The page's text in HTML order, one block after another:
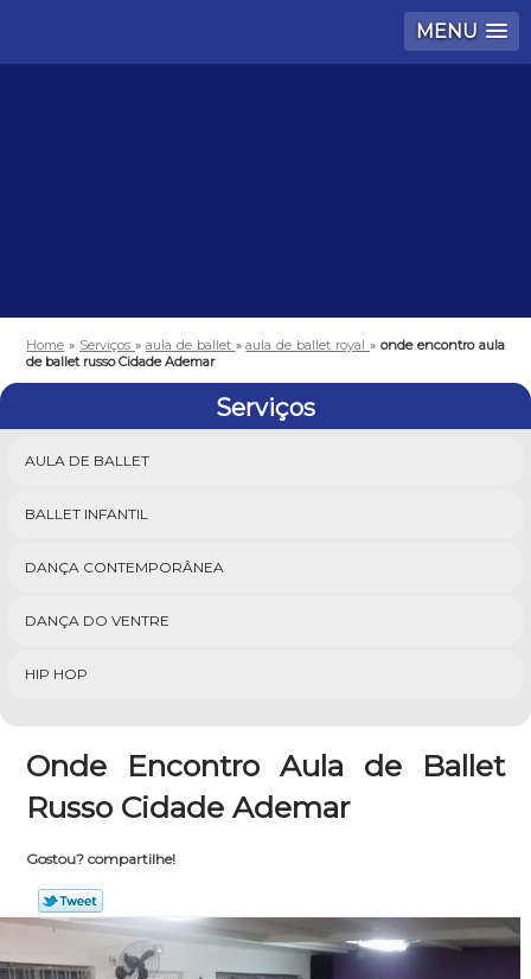
MENU
Home » Serviços» aula de ballet »aula de ballet royal» onde encontro aula
de ballet russo Cidade Ademar
Serviços
AULA DE BALLET
BALLET INFANTIL
DANÇA CONTEMPORÂNEA
DANÇA DO VENTRE
HIP HOP
Onde Encontro Aula de Ballet
Russo Cidade Ademar
Gostou? compartilhe!